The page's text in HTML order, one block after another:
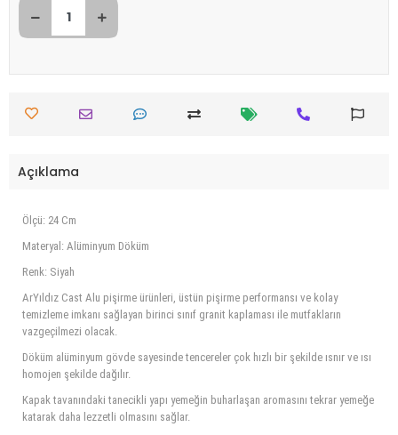
Açıklama
Ölçü: 24 Cm
Materyal: Alüminyum Döküm
Renk: Siyah
ArYıldız Cast Alu pişirme ürünleri, üstün pişirme performansı ve kolay
temizleme imkanı sağlayan birinci sınıf granit kaplaması ile mutfakların
vazgeçilmezi olacak.
Döküm alüminyum gövde sayesinde tencereler çok hızlı bir şekilde ısnır ve ısı
homojen şekilde dağılır.
Kapak tavanındaki tanecikli yapı yemeğin buharlaşan aromasını tekrar yemeğe
katarak daha lezzetli olmasını sağlar.